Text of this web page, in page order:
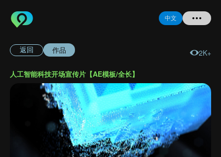
中文
登录
注册
返回 作品 2K+
人工智能科技开场宣传片【AE模板/全长】